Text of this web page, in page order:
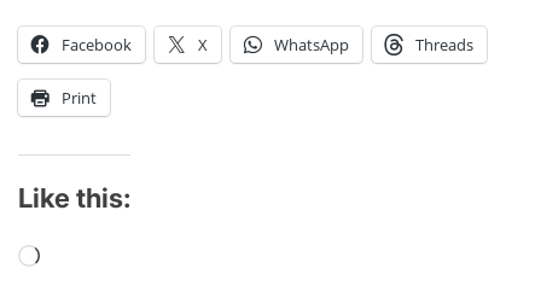
Facebook X WhatsApp Threads
Print
Like this:
Loading…